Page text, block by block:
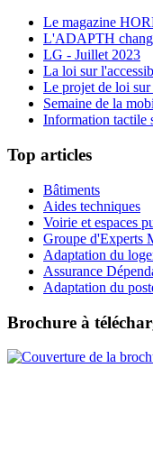
Le magazine
L'ADAPTH
LG - Juillet 2023
La loi sur
Le projet de loi
Semaine de la
Information tactile
Top articles
Bâtiments
Aides techniques
Voirie et espaces
Groupe d'Experts
Adaptation du
Assurance
Adaptation du
Brochure à